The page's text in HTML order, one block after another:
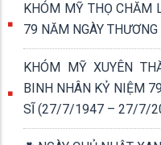
KHÓM MỸ THỌ CHĂM
79 NĂM NGÀY
KHÓM MỸ XUYÊN
BINH NHÂN KỶ NIỆM
SĨ (27/7/1947 – 27/7/